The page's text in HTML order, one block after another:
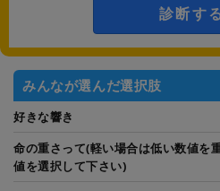
診断す
みんなが選んだ選択肢
好きな響き
命の重さって(軽い場合は低い数値を
値を選択して下さい)